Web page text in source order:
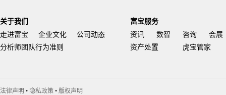
关于我们
走进富宝
企业文化
公司动态
分析师团队行为准则
富宝服务
资讯
数智 咨询
会展
资产处置
虎宝管家
法律声明 • 隐私政策 • 版权声明